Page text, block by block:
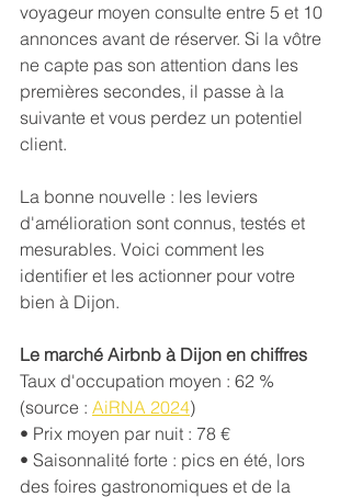
voyageur moyen consulte entre 5 et 10
annonces avant de réserver. Si la vôtre
ne capte pas son attention dans les
premières secondes, il passe à la
suivante et vous perdez un potentiel
client.
La bonne nouvelle : les leviers
d'amélioration sont connus, testés et
mesurables. Voici comment les
identifier et les actionner pour votre
bien à Dijon.
Le marché Airbnb à Dijon en chiffres
Taux d'occupation moyen : 62 %
(source : AiRNA 2024)
• Prix moyen par nuit : 78 €
• Saisonnalité forte : pics en été, lors
des foires gastronomiques et de la